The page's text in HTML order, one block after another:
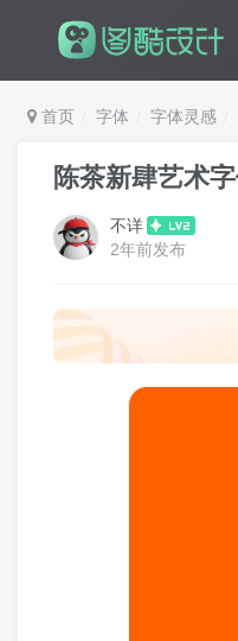
首页 字体 字体灵感
陈茶新肆艺术
不详
2年前发布